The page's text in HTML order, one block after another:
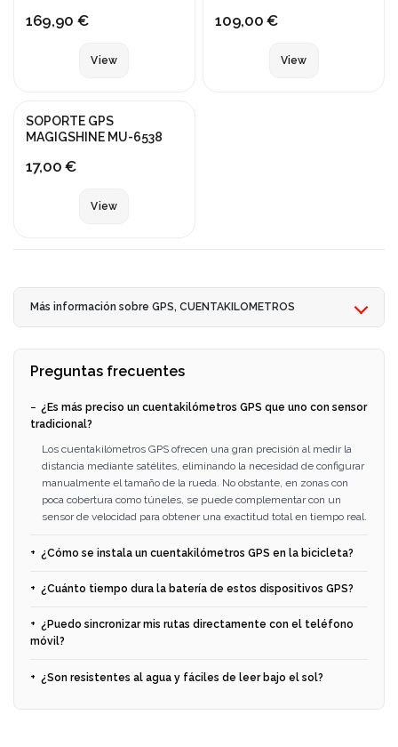
169,90 €
View
109,00 €
View
SOPORTE GPS
MAGIGSHINE MU-6538
17,00 €
View
Más información sobre GPS, CUENTAKILOMETROS
Preguntas frecuentes
¿Es más preciso un cuentakilómetros GPS que uno con sensor
tradicional?
Los cuentakilómetros GPS ofrecen una gran precisión al medir la
distancia mediante satélites, eliminando la necesidad de configurar
manualmente el tamaño de la rueda. No obstante, en zonas con
poca cobertura como túneles, se puede complementar con un
sensor de velocidad para obtener una exactitud total en tiempo real.
¿Cómo se instala un cuentakilómetros GPS en la bicicleta?
¿Cuánto tiempo dura la batería de estos dispositivos GPS?
¿Puedo sincronizar mis rutas directamente con el teléfono
móvil?
¿Son resistentes al agua y fáciles de leer bajo el sol?